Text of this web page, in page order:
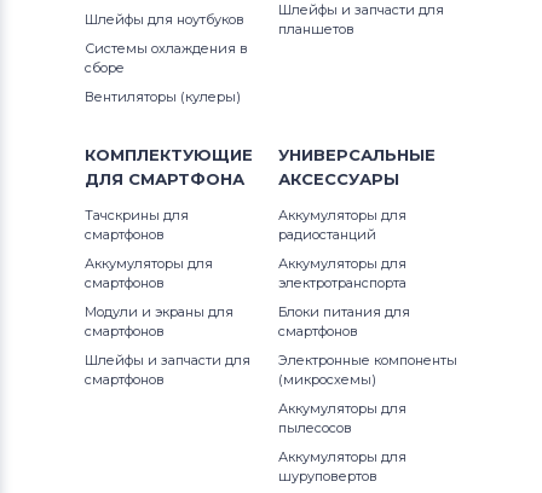
Аккумуляторы для пылесосов
Аккумуляторы для пылесосов
Aspirateur Robot
Аккумуляторы для пылесосов
Ecovacs
Аккумуляторы для пылесосов
Samsung
Аккумуляторы для пылесосов
Аккумуляторы для пылесосов
Шлейфы для ноутбуков
Системы охлаждения в
сборе
Вентиляторы (кулеры)
Шлейфы и запчасти для
планшетов
КОМПЛЕКТУЮЩИЕ
ДЛЯ СМАРТФОНА
Тачскрины для
смартфонов
Аккумуляторы для
смартфонов
Модули и экраны для
смартфонов
Шлейфы и запчасти для
смартфонов
УНИВЕРСАЛЬНЫЕ
АКСЕССУАРЫ
Аккумуляторы для
радиостанций
Аккумуляторы для
электротранспорта
Блоки питания для
смартфонов
Электронные компоненты
(микросхемы)
Аккумуляторы для
пылесосов
Аккумуляторы для
шуруповертов